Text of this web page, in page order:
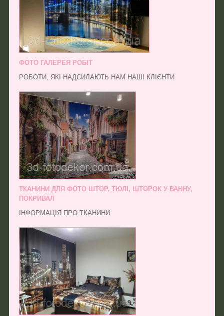
ФОТО ГАЛЕРЕЯ РОБІТ
РОБОТИ, ЯКІ НАДСИЛАЮТЬ НАМ НАШІ КЛІЄНТИ
ТКАНИНИ ДЛЯ ФОТО ШТОР, ТЮЛІ, ШТОРОК У ВАННУ,
ПОКРИВАЛ
ІНФОРМАЦІЯ ПРО ТКАНИНИ